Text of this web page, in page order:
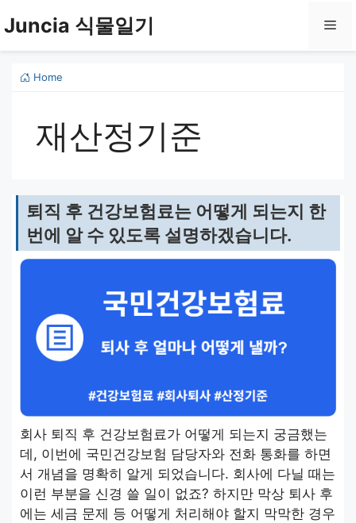
텐
츠
Juncia 식물일기 메
Home
재산정기준
퇴직 후 건강보험료는 어떻게 되는지 한
번에 알 수 있도록 설명하겠습니다.
회사 퇴직 후 건강보험료가 어떻게 되는지 궁금했는
데, 이번에 국민건강보험 담당자와 전화 통화를 하면
서 개념을 명확히 알게 되었습니다. 회사에 다닐 때는
이런 부분을 신경 쓸 일이 없죠? 하지만 막상 퇴사 후
에는 세금 문제 등 어떻게 처리해야 할지 막막한 경우